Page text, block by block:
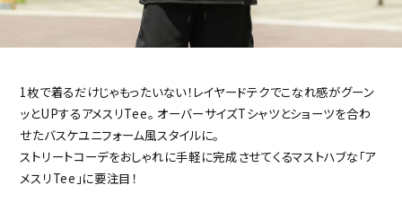
1枚で着るだけじゃもったいない！レイヤードテクでこなれ感がグーン
ッとUPするアメスリTee。 オーバーサイズTシャツとショーツを合わ
せたバスケユニフォーム風スタイルに。
ストリートコーデをおしゃれに手軽に完成させてくるマストハブな「ア
メスリTee」に要注目！